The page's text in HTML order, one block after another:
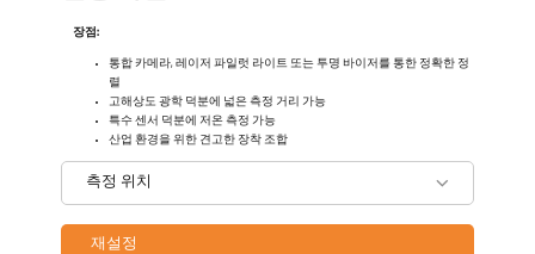
장점:
통합 카메라, 레이저 파일럿 라이트 또는 투명 바이저를 통한 정확한 정
렬
고해상도 광학 덕분에 넓은 측정 거리 가능
특수 센서 덕분에 저온 측정 가능
산업 환경을 위한 견고한 장착 조합
측정 위치
재설정